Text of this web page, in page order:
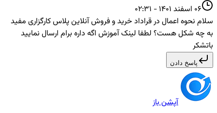
06 اسفند 1401 - 02:31
سلام نحوه اعمال در قراداد خرید و فروش آنلاین پلاس کارگزاری مفید
به چه شکل هست؟ لطفا لینک آموزش اگه داره برام ارسال نمایید
باتشکر
پاسخ دادن
آپشن باز